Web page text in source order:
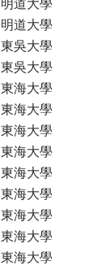
明道大學
東吳大學
東吳大學
東海大學
東海大學
東海大學
東海大學
東海大學
東海大學
東海大學
東海大學
東海大學